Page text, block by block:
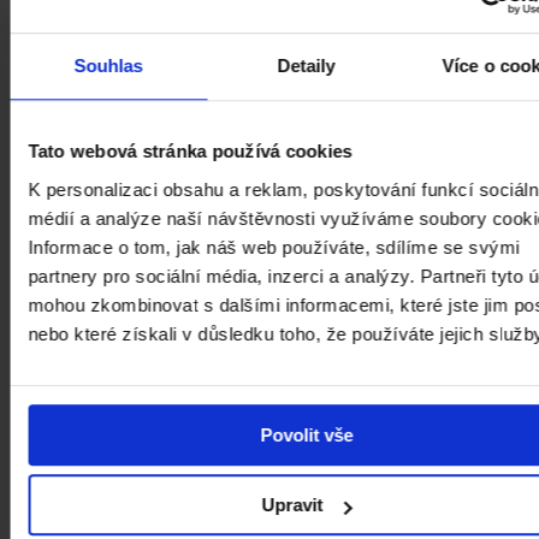
Souhlas Detaily Více o
Tato webová stránka používá cookies
K personalizaci obsahu a reklam, poskytování funkcí
médií a analýze naší návštěvnosti využíváme soubory
Informace o tom, jak náš web používáte, sdílíme se svými
partnery pro sociální média, inzerci a analýzy. Partneři tyto
mohou zkombinovat s dalšími informacemi, které jste jim
nebo které získali v důsledku toho, že používáte jejich
Povolit vše
Upravit
podpořte nás.
PAGES.INDEX.CLUB-CTA.MORE
GLOBAL.MENU.CONTACTGLOBAL.MENU.SUPPORT